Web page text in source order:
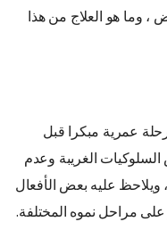
وما هو العلاج من هذا
عمرية مبكرا قبل
السلوكيات الغريبة وعدم
ويلاحظ عليه بعض الأفعال
على مراحل نموه المختلفة.